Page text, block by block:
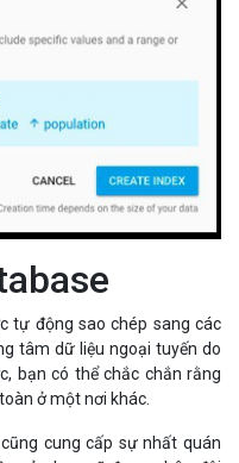
tự động sao chép sang các
tâm dữ liệu ngoại tuyến do
bạn có thể chắc chắn rằng
ở một nơi khác.
của bạn sẽ được nhân đôi